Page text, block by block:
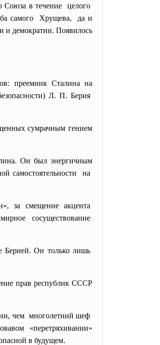
Союза в течение целого
самого Хрущева, да и
и демократии. Появилось
преемник Сталина на
Л. П. Берия
сумрачным гением
Он был энергичным
самостоятельности на
за смещение акцента
сосуществование
Берией. Он только лишь
прав республик СССР
чем многолетний шеф
«перетряхивании»
в будущем.